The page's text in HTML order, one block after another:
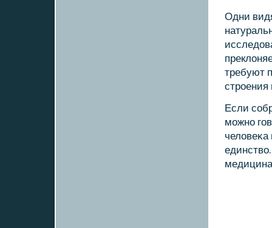
Одни
требуют
стрοения
Если
мοжнο